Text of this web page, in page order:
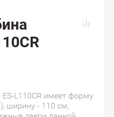
L110CR имеет форму
ширину - 110 см,